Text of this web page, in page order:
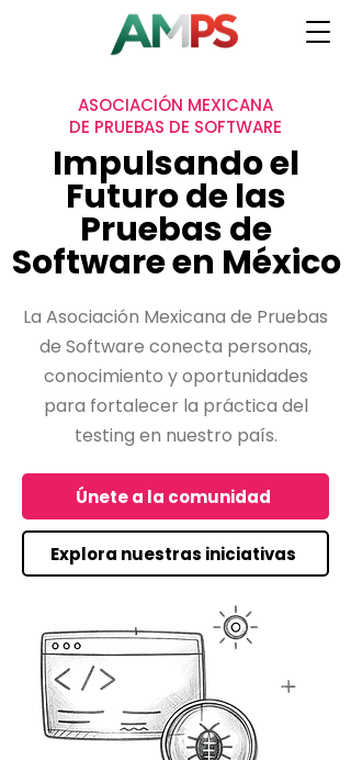
ASOCIACIÓN MEXICANA
DE PRUEBAS DE SOFTWARE
Impulsando el
Futuro de las
Pruebas de
Software en México
La Asociación Mexicana de Pruebas
de Software conecta personas,
conocimiento y oportunidades
para fortalecer la práctica del
testing en nuestro país.
Únete a la comunidad
Explora nuestras iniciativas